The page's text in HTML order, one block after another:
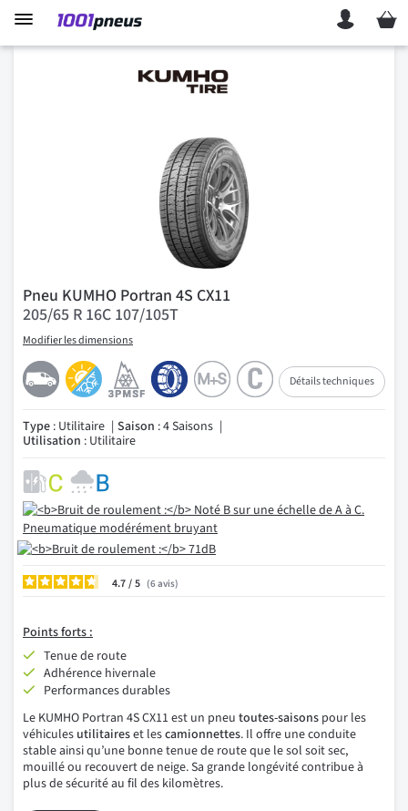
Mon
Pneu KUMHO Portran 4S CX11
205/65 R 16C 107/105T
Modifier les dimensions
Détails techniques
Type : Utilitaire Saison : 4 Saisons
Utilisation : Utilitaire
4.7/ 6avis
Pointsforts :
Tenue de route
Adhérence hivernale
Performances durables
Le KUMHO Portran 4S CX11 est un pneu toutes-saisons pour les
véhicules utilitaireset lescamionnettes. Il offre une conduite
stable ainsi qu’une bonne tenue de route que le sol soit sec,
mouillé ou recouvert de neige. Sa grande longévité contribue à
plus de sécurité au fil des kilomètres.